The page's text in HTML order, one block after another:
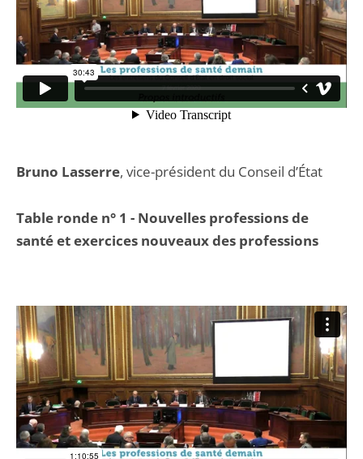
Bruno Lasserre, vice-président du Conseil d’État
Table ronde n° 1 - Nouvelles professions de
santé et exercices nouveaux des professions